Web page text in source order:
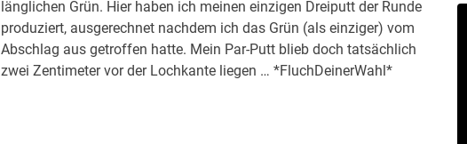
länglichen Grün. Hier haben ich meinen einzigen Dreiputt der Runde
produziert, ausgerechnet nachdem ich das Grün (als einziger) vom
Abschlag aus getroffen hatte. Mein Par-Putt blieb doch tatsächlich
zwei Zentimeter vor der Lochkante liegen … *FluchDeinerWahl*